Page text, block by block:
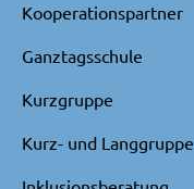
Kooperationspartner
Ganztagsschule
Kurzgruppe
Kurz- und Langgruppe